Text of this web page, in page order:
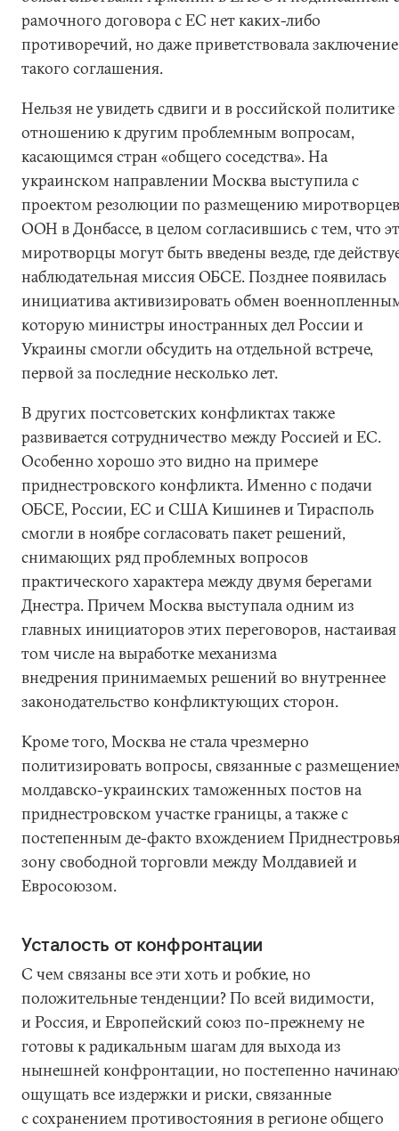
рамочного договора с ЕС нет каких-либо
противоречий, но даже приветствовала заключение
такого соглашения.
Нельзя не увидеть сдвиги и в российской
отношению к другим проблемным вопросам,
касающимся стран «общего соседства». На
украинском направлении Москва выступила с
проектом резолюции по размещению миротворцев
ООН в Донбассе, в целом согласившись с тем, что
миротворцы могут быть введены везде, где
наблюдательная миссия ОБСЕ. Позднее появилась
инициатива активизировать обмен
которую министры иностранных дел России и
Украины смогли обсудить на отдельной встрече,
первой за последние несколько лет.
В других постсоветских конфликтах также
развивается сотрудничество между Россией и ЕС.
Особенно хорошо это видно на примере
приднестровского конфликта. Именно с подачи
ОБСЕ, России, ЕС и США Кишинев и Тирасполь
смогли в ноябре согласовать пакет решений,
снимающих ряд проблемных вопросов
практического характера между двумя берегами
Днестра. Причем Москва выступала одним из
главных инициаторов этих переговоров, настаивая
том числе на выработке механизма
внедрения принимаемых решений во внутреннее
законодательство конфликтующих сторон.
Кроме того, Москва не стала чрезмерно
политизировать вопросы, связанные с
молдавско-украинских таможенных постов на
приднестровском участке границы, а также с
постепенным де-факто вхождением
зону свободной торговли между Молдавией и
Евросоюзом.
Усталость от конфронтации
С чем связаны все эти хоть и робкие, но
положительные тенденции? По всей видимости,
и Россия, и Европейский союз по-прежнему не
готовы к радикальным шагам для выхода из
нынешней конфронтации, но постепенно
ощущать все издержки и риски, связанные
с сохранением противостояния в регионе общего